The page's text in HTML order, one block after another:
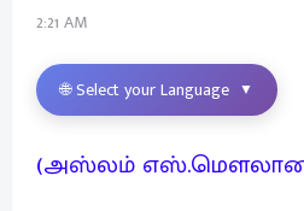
2:21 AM
🌐 Select your Language ▼
(அஸ்லம்